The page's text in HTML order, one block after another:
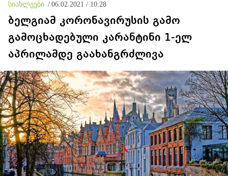
სიახლეები / 06.02.2021 / 10:28
ბელგიამ კორონავირუსის გამო
გამოცხადებული კარანტინი 1-ელ
აპრილამდე გაახანგრძლივა